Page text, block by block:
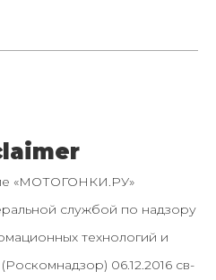
«МОТОГОНКИ.РУ»
службой по надзору
технологий и
06.12.2016 св-